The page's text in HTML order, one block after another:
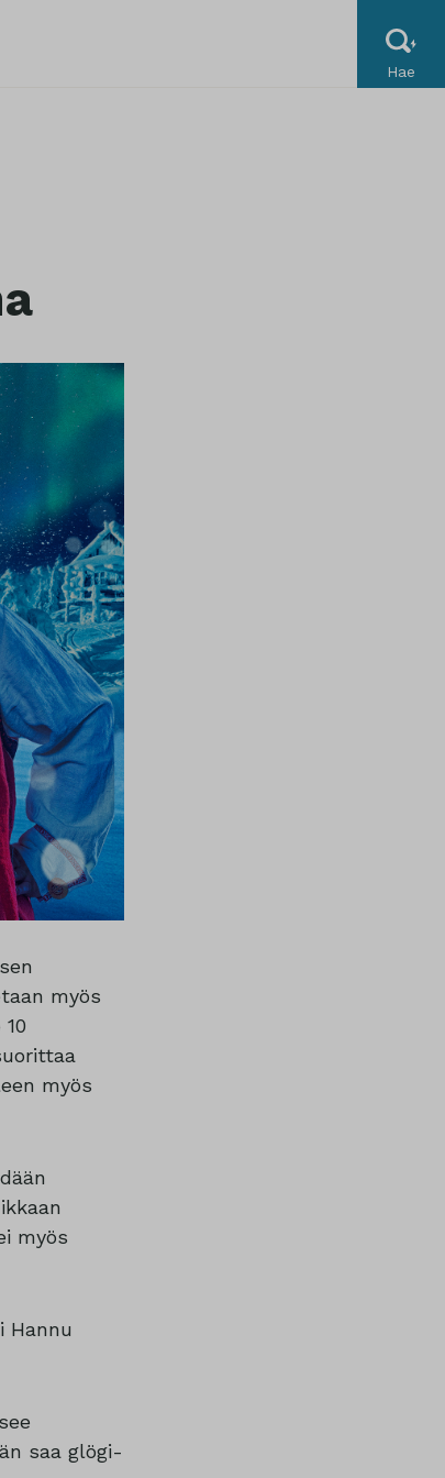
Hae
myös
myös
myös
Hannu
saa glögi-